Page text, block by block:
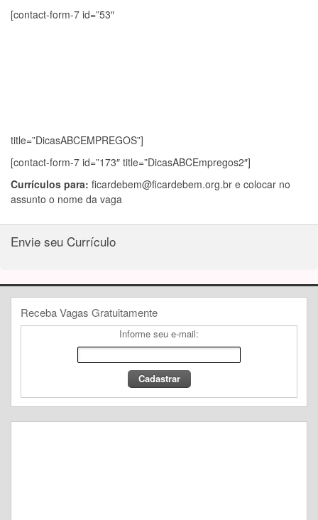
[contact-form-7 id=”53″
title=”DicasABCEMPREGOS”]
[contact-form-7 id=”173″ title=”DicasABCEmpregos2″]
Currículos para: ficardebem@ficardebem.org.br e colocar no
assunto o nome da vaga
Envie seu Currículo
Receba Vagas Gratuitamente
Informe seu e-mail: